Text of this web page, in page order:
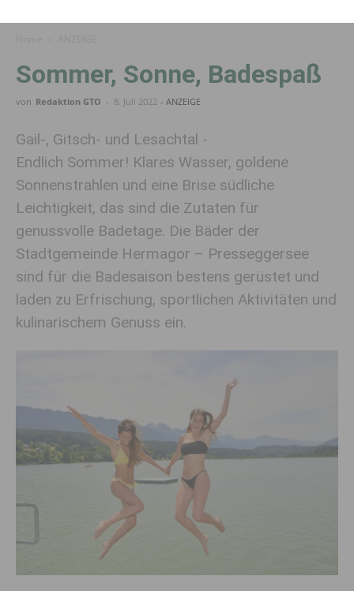
Sommer, Sonne, Badespaß
von Redaktion GTO - 8. Juli 2022 - ANZEIGE
Gail-, Gitsch- und Lesachtal -
Endlich Sommer! Klares Wasser, goldene
Sonnenstrahlen und eine Brise südliche
Leichtigkeit, das sind die Zutaten für
genussvolle Badetage. Die Bäder der
Stadtgemeinde Hermagor – Presseggersee
sind für die Badesaison bestens gerüstet und
laden zu Erfrischung, sportlichen Aktivitäten und
kulinarischem Genuss ein.